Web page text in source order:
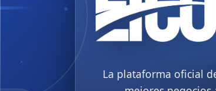
La plataforma oficial